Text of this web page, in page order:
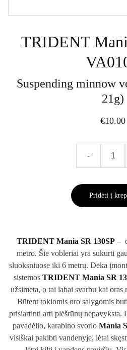
TRIDENT
Suspending minnow
21g)
€10.00
-
Pridėti į
TRIDENT Mania SR 130SP–
metro. Šie vobleriai yra sukurti
sluoksniuose iki 6 metrų. Dėka
sistemos TRIDENT Mania SR
užsimeta, o tai labai svarbu kai
Būtent tokiomis oro salygomis
prisiartinti arti plėšrūnų nepavyksta.
pavadėlio, karabino svorio Mania
visiškai pakibti vandenyje, lėtai